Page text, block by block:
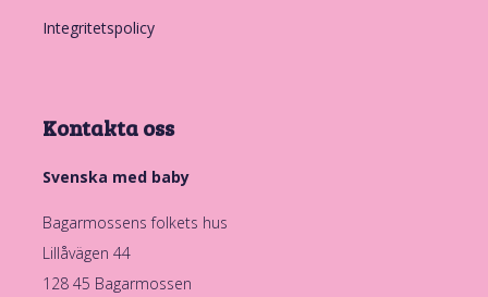
Integritetspolicy
Kontakta oss
Svenska med baby
Bagarmossens folkets hus
Lillåvägen 44
128 45 Bagarmossen